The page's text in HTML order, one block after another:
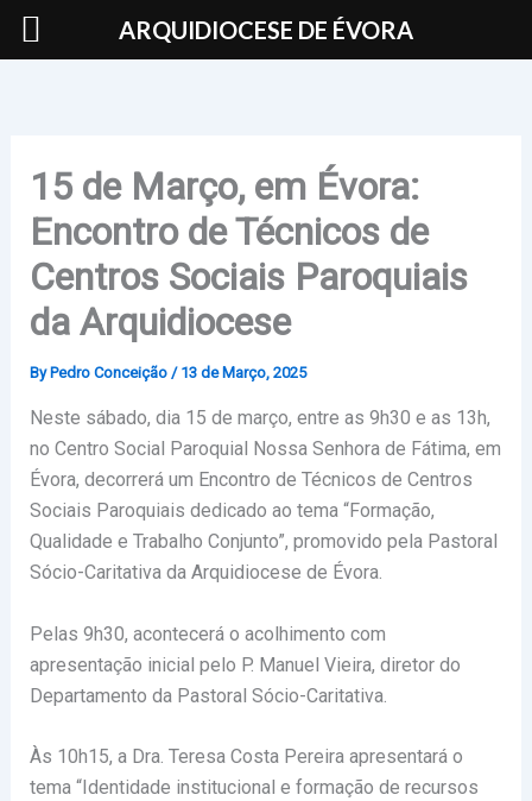
Skip
15 de Março, em Évora:
Encontro de Técnicos de
Centros Sociais Paroquiais
da Arquidiocese
By Pedro Conceição / 13 de Março, 2025
Neste sábado, dia 15 de março, entre as 9h30 e as 13h,
no Centro Social Paroquial Nossa Senhora de Fátima, em
Évora, decorrerá um Encontro de Técnicos de Centros
Sociais Paroquiais dedicado ao tema “Formação,
Qualidade e Trabalho Conjunto”, promovido pela Pastoral
Sócio-Caritativa da Arquidiocese de Évora.
Pelas 9h30, acontecerá o acolhimento com
apresentação inicial pelo P. Manuel Vieira, diretor do
Departamento da Pastoral Sócio-Caritativa.
Às 10h15, a Dra. Teresa Costa Pereira apresentará o
tema “Identidade institucional e formação de recursos
ARQUIDIOCESE DE ÉVORA